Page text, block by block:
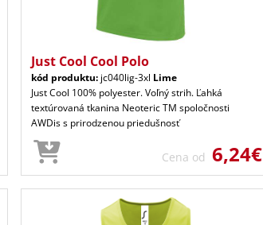
Just Cool Cool Polo
kód produktu: jc040lig-3xl Lime
Just Cool 100% polyester. Voľný strih. Ľahká
textúrovaná tkanina Neoteric TM spoločnosti
AWDis s prirodzenou priedušnosť
Cena od 6,24€